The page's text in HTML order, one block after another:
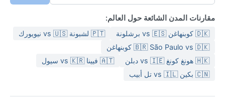
مقارنات المدن الشائعة حول العالم:
🇩🇰 كوبنهاغن vs 🇪🇸 برشلونة
🇵🇹 لشبونة vs 🇺🇸 نيويورك
🇧🇷 São Paulo vs 🇩🇰 كوبنهاغن
🇭🇰 هونغ كونغ vs 🇮🇪 دبلن
🇦🇹 فيينا vs 🇰🇷 سيول
🇨🇳 بكين vs 🇮🇱 تل أبيب